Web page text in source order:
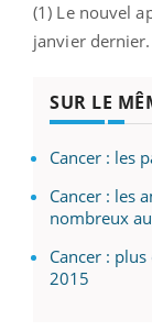
(1) Le nouvel
janvier
SUR LE
Cancer : les
Cancer : les
nombreux
Cancer :
2015